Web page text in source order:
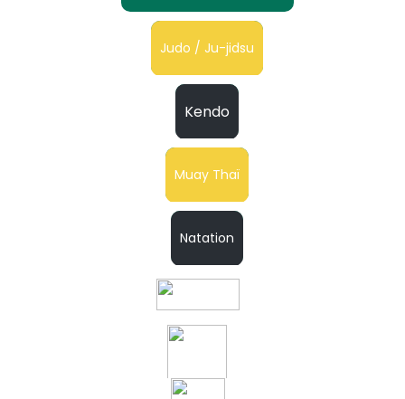
Judo / Ju-jidsu
Kendo
Muay Thaï
Natation